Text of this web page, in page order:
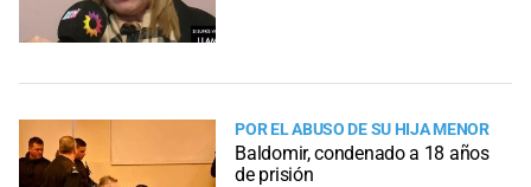
POR EL ABUSO DE SU HIJA MENOR
Baldomir, condenado a 18 años
de prisión